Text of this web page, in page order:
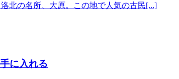
北の名所、大原。この地で人気の古民[...]
に入れる